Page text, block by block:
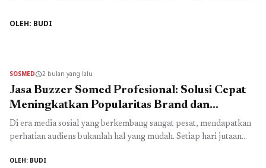
konten Anda tidak tenggelam di antara jutaan postingan
banyak digunakan oleh pelaku bisnis, ...
OLEH: BUDI
SOSMEDschedule2 bulan yang lalu
Jasa Buzzer Somed Profesional: Solusi Cepat
Meningkatkan Popularitas Brand dan
Kampanye Digital
Di era media sosial yang berkembang sangat pesat, mendapatkan
perhatian audiens bukanlah hal yang mudah. Setiap hari jutaan
strategi yang tepat, promosi produk, layanan, maupun kampanye
OLEH: BUDI